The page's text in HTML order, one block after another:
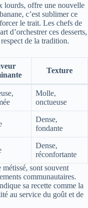
lourds, offre une nouvelle
c’est sublimer ce
le trait. Les chefs de
d’orchestrer ces desserts,
de la tradition.
Texture
Molle,
onctueuse
Dense,
fondante
Dense,
réconfortante
métissé, sont souvent
communautaires.
sa recette comme la
au service du goût et de